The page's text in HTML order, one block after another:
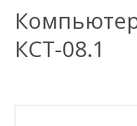
КСТ-08.1